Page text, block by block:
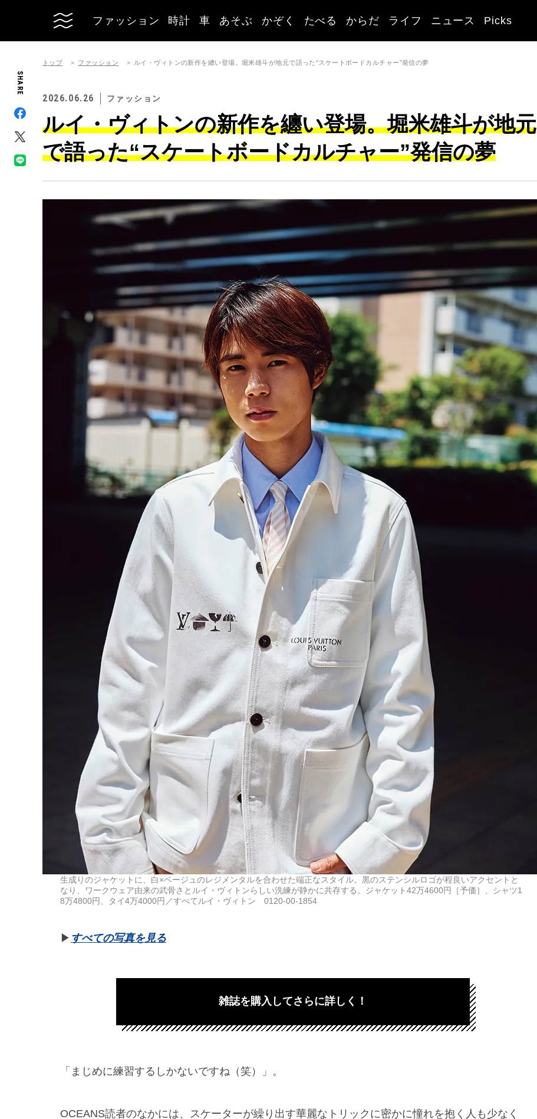
ファッション 時計 車 あそぶ かぞく たべる からだ ライフ ニュース Picks
SHARE
トップ ファッション ルイ・ヴィトンの新作を纏い登場。堀米雄斗が地元で語った“スケートボードカルチャー”発信の夢
2026.06.26 ファッション
ルイ・ヴィトンの新作を纏い登場。堀米雄斗が地元
で語った“スケートボードカルチャー”発信の夢
生成りのジャケットに、白×ベージュのレジメンタルを合わせた端正なスタイル。黒のステンシルロゴが程良いアクセントと
なり、ワークウェア由来の武骨さとルイ・ヴィトンらしい洗練が静かに共存する。ジャケット42万4600円［予価］、シャツ1
8万4800円、タイ4万4000円／すべてルイ・ヴィトン 0120-00-1854
▶︎ すべての写真を見る
雑誌を購入してさらに詳しく！
「まじめに練習するしかないですね（笑）」。
OCEANS読者のなかには、スケーターが繰り出す華麗なトリックに密かに憧れを抱く人も少なく